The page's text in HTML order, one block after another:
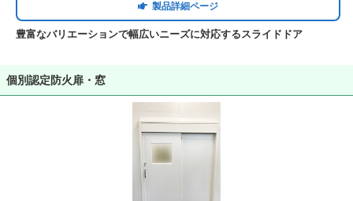
製品詳細ページ
豊富なバリエーションで幅広いニーズに対応するスライドドア
個別認定防火扉・窓